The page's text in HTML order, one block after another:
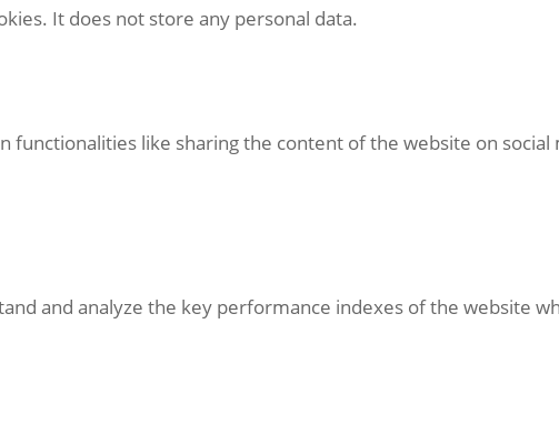
It does not store any personal data.
functionalities like sharing the content of the website on
and analyze the key performance indexes of the website